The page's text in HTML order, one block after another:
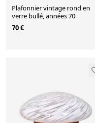
Plafonnier vintage rond en
verre bullé, années 70
70 €